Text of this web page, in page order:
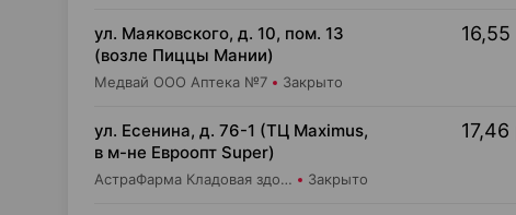
ул. Маяковского, д. 10, пом. 13
(возле Пиццы Мании)
Медвай ООО Аптека №7 Закрыто
16,55
ул. Есенина, д. 76-1 (ТЦ Maximus,
в м-не Евроопт Super)
АстраФарма Кладовая здоровья ООО Аптека №9 Закрыто
17,46